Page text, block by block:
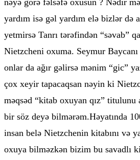
nəyə görə fəlsəfə oxusun ? Nədir
yardım isə gəl yardım elə bizlər də
yetmirsə Tanrı tərəfindən “səvab”
Nietzcheni oxuma. Seymur
onlar da ağır gəlirsə mənim “gic”
çox xeyir tapacaqsan nəyin ki
məqsəd “kitab oxuyan qız” titulunu
bir söz deyə bilmərəm.Həyatında
insan belə Nietzchenin kitabını və
oxuya bilməzkən bizim bu savadlı